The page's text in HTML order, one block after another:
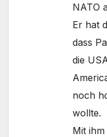
NATO
Er hat
dass
die
noch
wollte.
Mit